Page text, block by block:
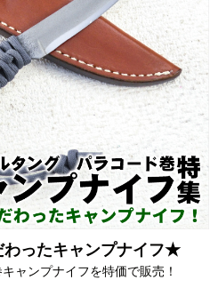
ったキャンプナイフ★
ャンプナイフを特価で販売！